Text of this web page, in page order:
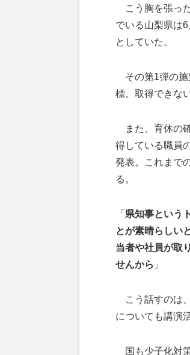
こう胸を張っ
でいる山梨県は
としていた。
その第1弾の施
標。取得できな
また、育休の
得している職員
発表。これまで
る。
「 県知事という
とが素晴らしい
当者や社員が取
せんから 」
こう話すのは
についても講演
国も少子化対